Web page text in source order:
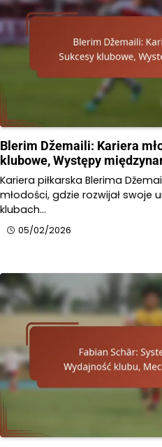
Blerim Džemaili: Kariera
klubowe, Występy
Kariera piłkarska Blerima
młodości, gdzie rozwijał swoje
klubach…
05/02/2026